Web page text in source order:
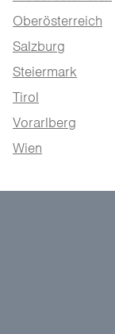
Oberösterreich
Salzburg
Steiermark
Tirol
Vorarlberg
Wien